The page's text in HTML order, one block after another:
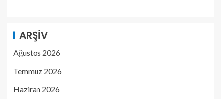
ARŞIV
Ağustos 2026
Temmuz 2026
Haziran 2026